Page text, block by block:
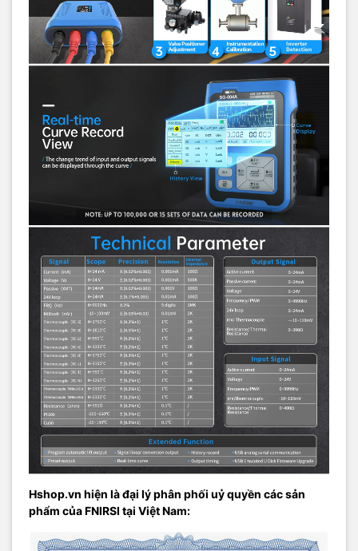
Hshop.vn hiện là đại lý phân phối uỷ quyền các sản
phẩm của FNIRSI tại Việt Nam: